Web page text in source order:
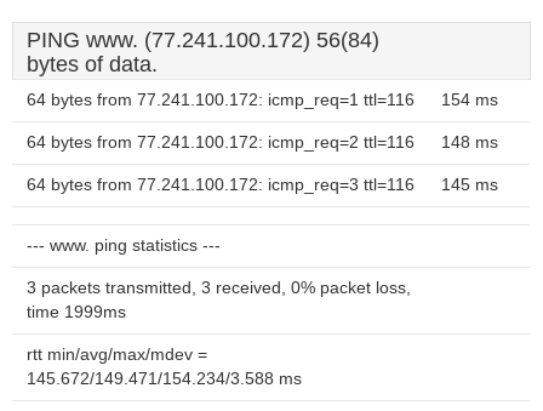
PING www. (77.241.100.172) 56(84)
bytes of data.
64 bytes from 77.241.100.172: icmp_req=1 ttl=116 154 ms
64 bytes from 77.241.100.172: icmp_req=2 ttl=116 148 ms
64 bytes from 77.241.100.172: icmp_req=3 ttl=116 145 ms
--- www. ping statistics ---
3 packets transmitted, 3 received, 0% packet loss,
time 1999ms
rtt min/avg/max/mdev =
145.672/149.471/154.234/3.588 ms